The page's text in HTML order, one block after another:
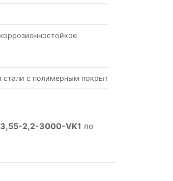
стали с полимерным покрытием
2,2-3000-VK1 по